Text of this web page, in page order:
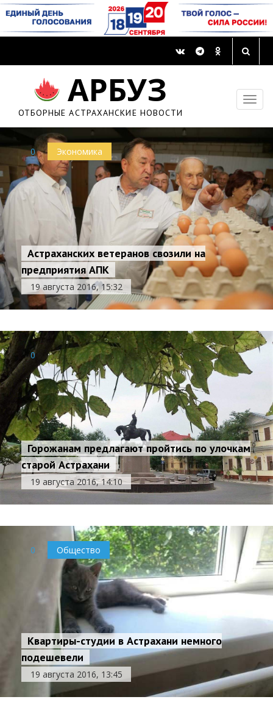
АРБУЗ
ОТБОРНЫЕ АСТРАХАНСКИЕ НОВОСТИ
0 Экономика
Астраханских ветеранов свозили на
предприятия АПК
19 августа 2016, 15:32
0
Горожанам предлагают пройтись по улочкам
старой Астрахани
19 августа 2016, 14:10
0 Общество
Квартиры-студии в Астрахани немного
подешевели
19 августа 2016, 13:45